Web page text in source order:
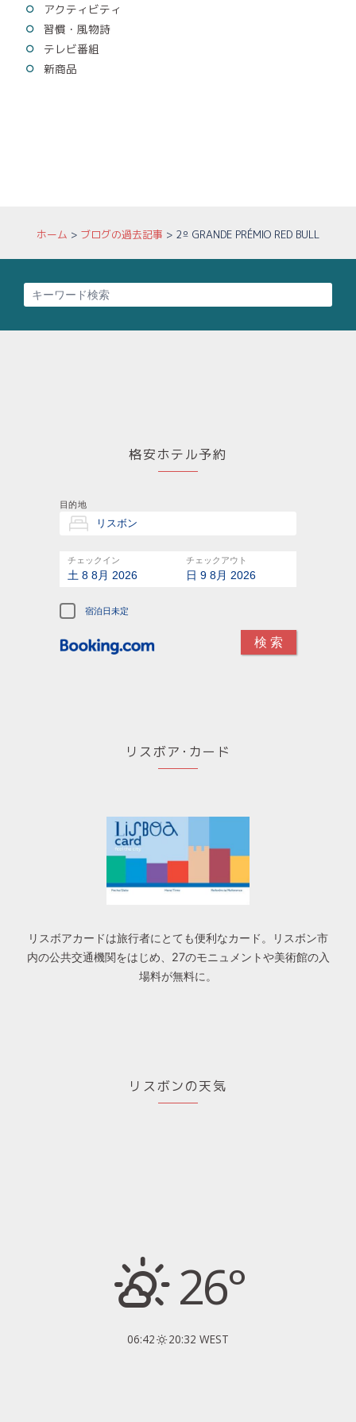
アクティビティ
習慣・風物詩
テレビ番組
新商品
ホーム > ブログの過去記事 > 2º GRANDE PRÉMIO RED BULL
格安ホテル予約
目的地
チェックイン
土 8 8月 2026
チェックアウト
日 9 8月 2026
宿泊日未定
リスボア･カード
リスボアカードは旅行者にとても便利なカード。リスボン市
内の公共交通機関をはじめ、27のモニュメントや美術館の入
場料が無料に。
リスボンの天気
26°
06:42 20:32 WEST